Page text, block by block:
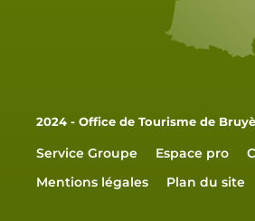
2024 - Office de Tourisme de
Service Groupe Espace pro
Mentions légales
Plan du site